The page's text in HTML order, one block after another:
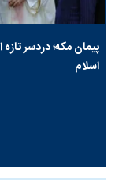
پیمان مکه؛ دردسر تازه
اسلام